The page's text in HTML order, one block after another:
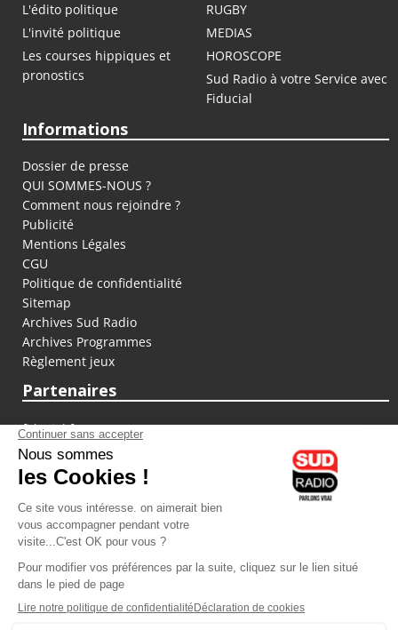
L'édito politique
RUGBY
L'invité politique
MEDIAS
Les courses hippiques et
pronostics
HOROSCOPE
Sud Radio à votre Service avec
Fiducial
Informations
Dossier de presse
QUI SOMMES-NOUS ?
Comment nous rejoindre ?
Publicité
Mentions Légales
CGU
Politique de confidentialité
Sitemap
Archives Sud Radio
Archives Programmes
Règlement jeux
Partenaires
fiducial.fr
lyoncapitale.fr
olympique-et-lyonnais.com
L'application Iphone / Android
Téléchargez l'application
Les cookies